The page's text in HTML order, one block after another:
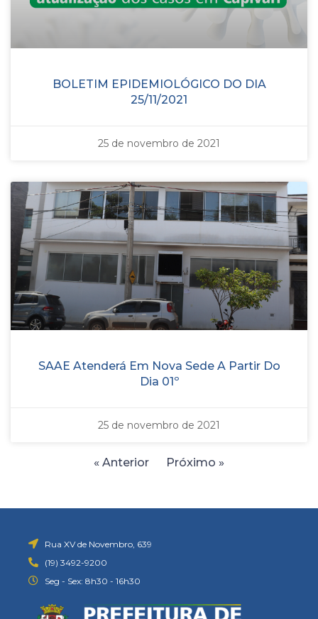
BOLETIM EPIDEMIOLÓGICO DO DIA
25/11/2021
25 de novembro de 2021
SAAE Atenderá Em Nova Sede A Partir Do
Dia 01º
25 de novembro de 2021
« Anterior Próximo »
Rua XV de Novembro, 639
(19) 3492-9200
Seg - Sex: 8h30 - 16h30